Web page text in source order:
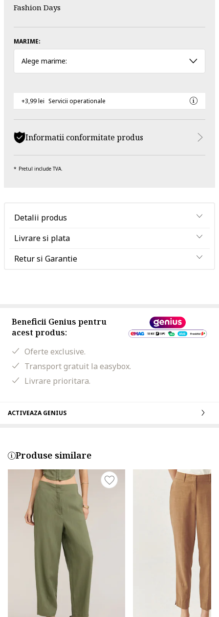
Fashion Days
MARIME:
Alege marime:
+3,99 lei Servicii operationale
Informatii conformitate produs
Pretul include TVA.
Detalii produs
Livrare si plata
Retur si Garantie
Beneficii Genius pentru
acest produs:
Oferte exclusive.
Transport gratuit la easybox.
Livrare prioritara.
ACTIVEAZA GENIUS
Produse similare